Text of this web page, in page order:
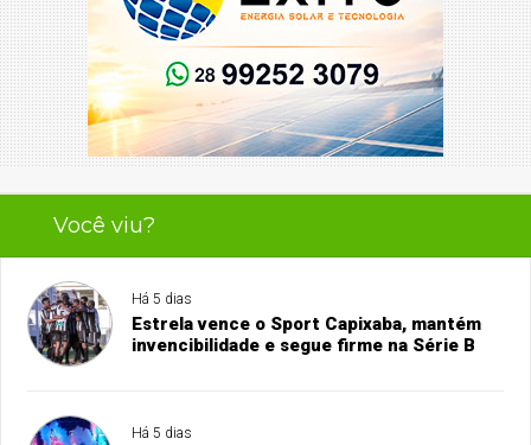
Você viu?
Há 5 dias
Estrela vence o Sport Capixaba, mantém
invencibilidade e segue firme na Série B
Há 5 dias